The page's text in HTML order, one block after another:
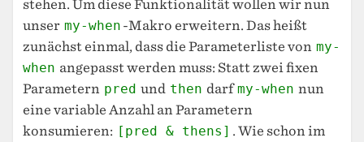
stehen. Um diese Funktionalität wollen wir nun
unser my-when -Makro erweitern. Das heißt
zunächst einmal, dass die Parameterliste von my-
when angepasst werden muss: Statt zwei fixen
Parametern pred und then darfmy-when nun
eine variable Anzahl an Parametern
konsumieren: [pred & thens] . Wie schon im